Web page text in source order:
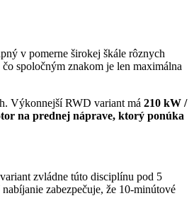
v pomerne širokej škále rôznych
spoločným znakom je len maximálna
Výkonnejší RWD variant má 210 kW /
na prednej náprave, ktorý ponúka
zvládne túto disciplínu pod 5
zabezpečuje, že 10-minútové